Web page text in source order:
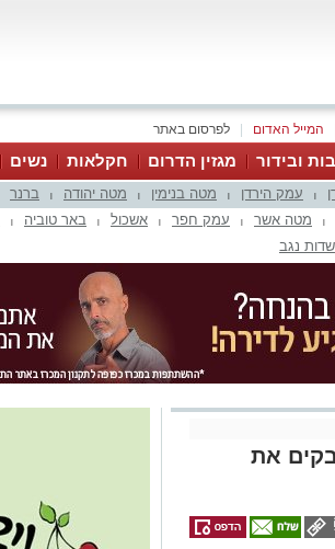
לפרסום באתר המייל האדום
ובידור מגזין הדרום חקלאות נשים
עמק הירדן מטה בנימין מטה יהודה ברנר
מטה אשר עמק חפר אשכול באר טוביה
שדות נגב
את